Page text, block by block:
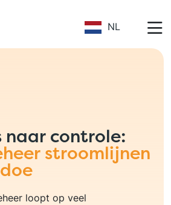
NL
naar controle:
stroomlijnen
loopt op veel